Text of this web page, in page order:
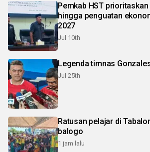
Pemkab HST
hingga penguatan
2027
Jul 10th
Legenda timnas
Jul 25th
Ratusan pelajar di
balogo
1 jam lalu